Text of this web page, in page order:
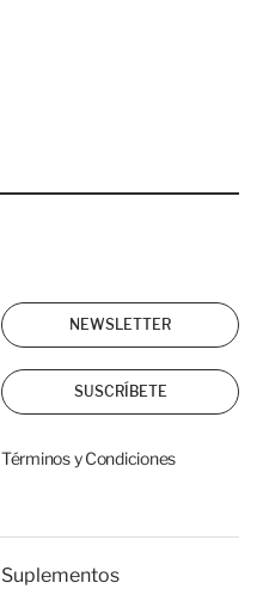
NEWSLETTER
SUSCRÍBETE
Términos y Condiciones
Suplementos